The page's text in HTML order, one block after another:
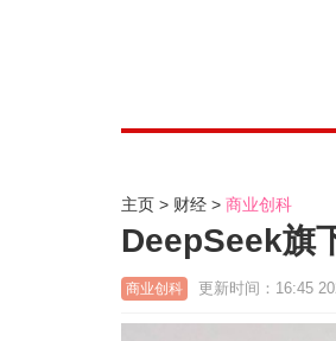
主页 财经 商业创科
DeepSeek旗
商业创科 更新时间：16:45